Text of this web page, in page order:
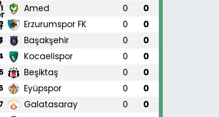
1 Amed 0 0
Erzurumspor FK 0 0
Başakşehir 0 0
Kocaelispor 0 0
Beşiktaş 0 0
Eyüpspor 0 0
Galatasaray 0 0